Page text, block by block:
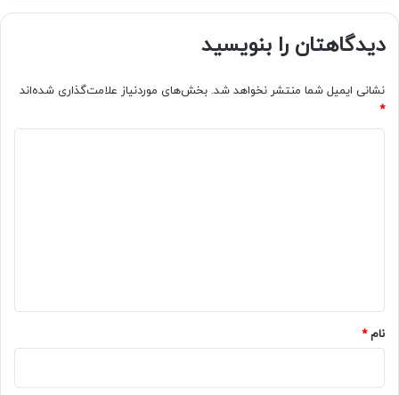
دیدگاهتان را بنویسید
نشانی ایمیل شما منتشر نخواهد شد. بخش‌های موردنیاز علامت‌گذاری شده‌اند
*
نام*